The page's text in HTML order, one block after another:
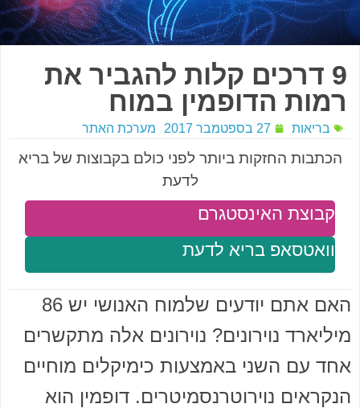
9 דרכים קלות להגביר את
רמות הדופמין במוח
בריאות 27 בספטמבר 2017 מערכת האתר
הכתבות החזקות ביותר לפני כולם בקבוצות של בריא
לדעת
וואטסאפ בריא לדעת
קבוצת האינסטגרם
האם אתם יודעים שלמוח האנושי יש 86
מיליארד נוירונים? נוירונים אלה מתקשרים
אחד עם השני באמצעות כימיקלים מוחיים
הנקראים נוירוטרנסמיטרים. דופמין הוא